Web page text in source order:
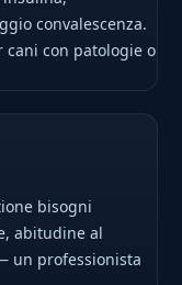
convalescenza.
cani con patologie o
bisogni
abitudine al
un professionista